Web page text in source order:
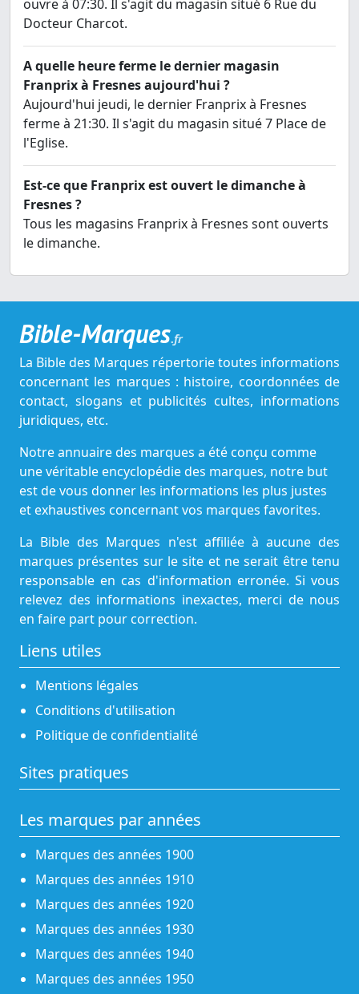
ouvre à 07:30. Il s'agit du magasin situé 6 Rue du
Docteur Charcot.
A quelle heure ferme le dernier magasin
Franprix à Fresnes aujourd'hui ?
Aujourd'hui jeudi, le dernier Franprix à Fresnes
ferme à 21:30. Il s'agit du magasin situé 7 Place de
l'Eglise.
Est-ce que Franprix est ouvert le dimanche à
Fresnes ?
Tous les magasins Franprix à Fresnes sont ouverts
le dimanche.
Bible-Marques.fr
La Bible des Marques répertorie toutes informations
concernant les marques : histoire, coordonnées de
contact, slogans et publicités cultes, informations
juridiques, etc.
Notre annuaire des marques a été conçu comme
une véritable encyclopédie des marques, notre but
est de vous donner les informations les plus justes
et exhaustives concernant vos marques favorites.
La Bible des Marques n'est affiliée à aucune des
marques présentes sur le site et ne serait être tenu
responsable en cas d'information erronée. Si vous
relevez des informations inexactes, merci de nous
en faire part pour correction.
Liens utiles
Mentions légales
Conditions d'utilisation
Politique de confidentialité
Sites pratiques
Les marques par années
Marques des années 1900
Marques des années 1910
Marques des années 1920
Marques des années 1930
Marques des années 1940
Marques des années 1950